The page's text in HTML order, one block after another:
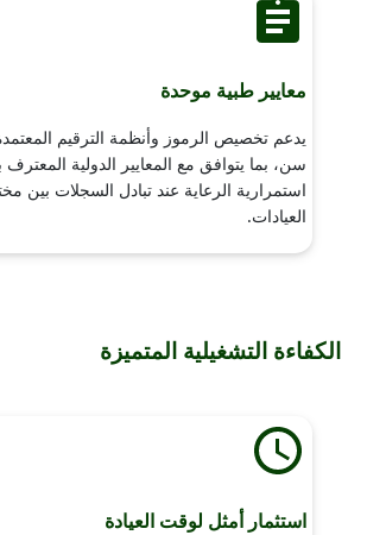
معايير طبية موحدة
يدعم تخصيص الرموز وأنظمة الترقيم
سن، بما يتوافق مع المعايير الدولية المعترف
استمرارية الرعاية عند تبادل السجلات بين
العيادات.
الكفاءة التشغيلية المتميزة
استثمار أمثل لوقت العيادة